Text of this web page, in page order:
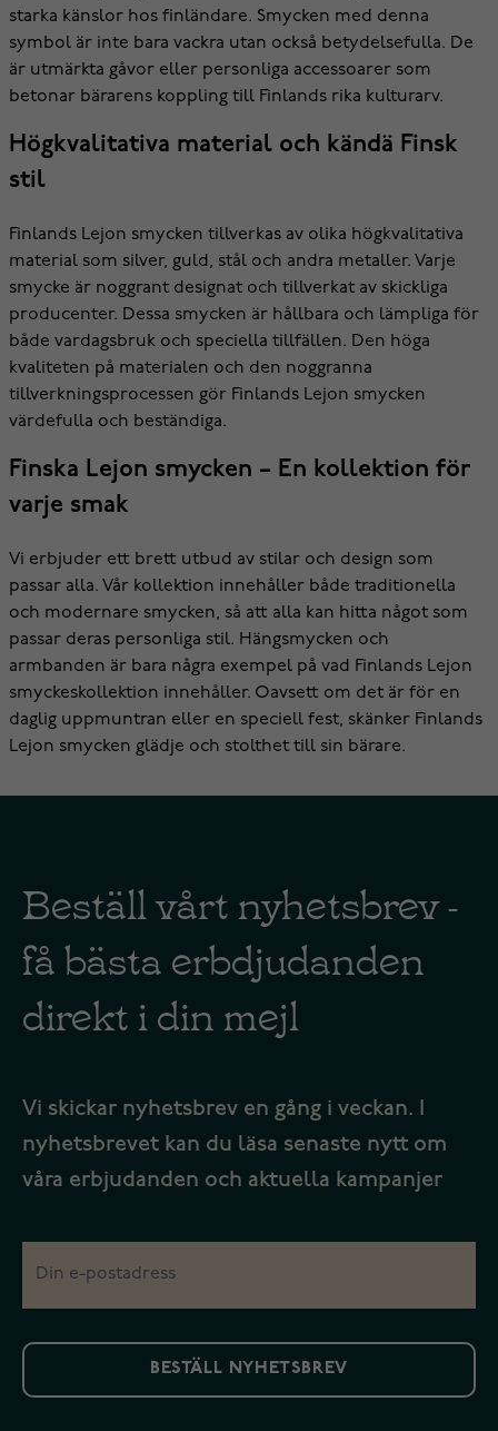
starka känslor hos finländare. Smycken med denna
symbol är inte bara vackra utan också betydelsefulla. De
är utmärkta gåvor eller personliga accessoarer som
betonar bärarens koppling till Finlands rika kulturarv.
Högkvalitativa material och kändä Finsk
stil
Finlands Lejon smycken tillverkas av olika högkvalitativa
material som silver, guld, stål och andra metaller. Varje
smycke är noggrant designat och tillverkat av skickliga
producenter. Dessa smycken är hållbara och lämpliga för
både vardagsbruk och speciella tillfällen. Den höga
kvaliteten på materialen och den noggranna
tillverkningsprocessen gör Finlands Lejon smycken
värdefulla och beständiga.
Finska Lejon smycken – En kollektion för
varje smak
Vi erbjuder ett brett utbud av stilar och design som
passar alla. Vår kollektion innehåller både traditionella
och modernare smycken, så att alla kan hitta något som
passar deras personliga stil. Hängsmycken och
armbanden är bara några exempel på vad Finlands Lejon
smyckeskollektion innehåller. Oavsett om det är för en
daglig uppmuntran eller en speciell fest, skänker Finlands
Lejon smycken glädje och stolthet till sin bärare.
Beställ vårt nyhetsbrev -
få bästa erbdjudanden
direkt i din mejl
Vi skickar nyhetsbrev en gång i veckan. I
nyhetsbrevet kan du läsa senaste nytt om
våra erbjudanden och aktuella kampanjer
BESTÄLL NYHETSBREV